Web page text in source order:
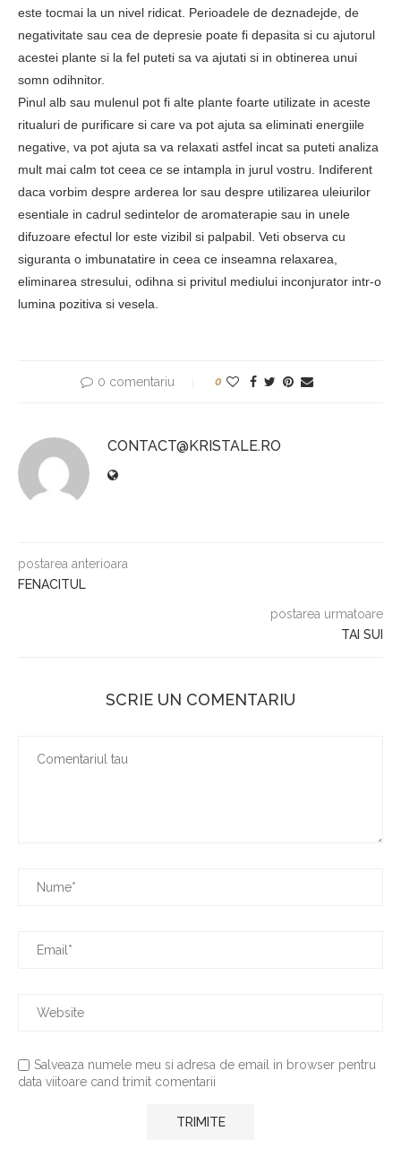
este tocmai la un nivel ridicat. Perioadele de deznadejde, de
negativitate sau cea de depresie poate fi depasita si cu ajutorul
acestei plante si la fel puteti sa va ajutati si in obtinerea unui
somn odihnitor.
Pinul alb sau mulenul pot fi alte plante foarte utilizate in aceste
ritualuri de purificare si care va pot ajuta sa eliminati energiile
negative, va pot ajuta sa va relaxati astfel incat sa puteti analiza
mult mai calm tot ceea ce se intampla in jurul vostru. Indiferent
daca vorbim despre arderea lor sau despre utilizarea uleiurilor
esentiale in cadrul sedintelor de aromaterapie sau in unele
difuzoare efectul lor este vizibil si palpabil. Veti observa cu
siguranta o imbunatatire in ceea ce inseamna relaxarea,
eliminarea stresului, odihna si privitul mediului inconjurator intr-o
lumina pozitiva si vesela.
0 comentariu 0
CONTACT@KRISTALE.RO
postarea anterioara
FENACITUL
postarea urmatoare
TAI SUI
SCRIE UN COMENTARIU
Salveaza numele meu si adresa de email in browser pentru
data viitoare cand trimit comentarii